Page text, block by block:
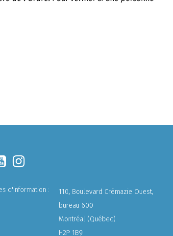
d'information :
110, Boulevard Crémazie Ouest,
bureau 600
Montréal (Québec)
H2P 1B9